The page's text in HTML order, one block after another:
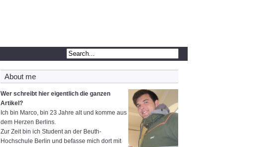
About me
Wer schreibt hier eigentlich die ganzen
Artikel?
Ich bin Marco, bin 23 Jahre alt und komme aus
dem Herzen Berlins.
Zur Zeit bin ich Student an der Beuth-
Hochschule Berlin und befasse mich dort mit